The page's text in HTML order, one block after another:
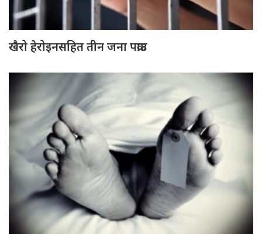
खैरो हेरोइनसहित तीन जना पक्राउ